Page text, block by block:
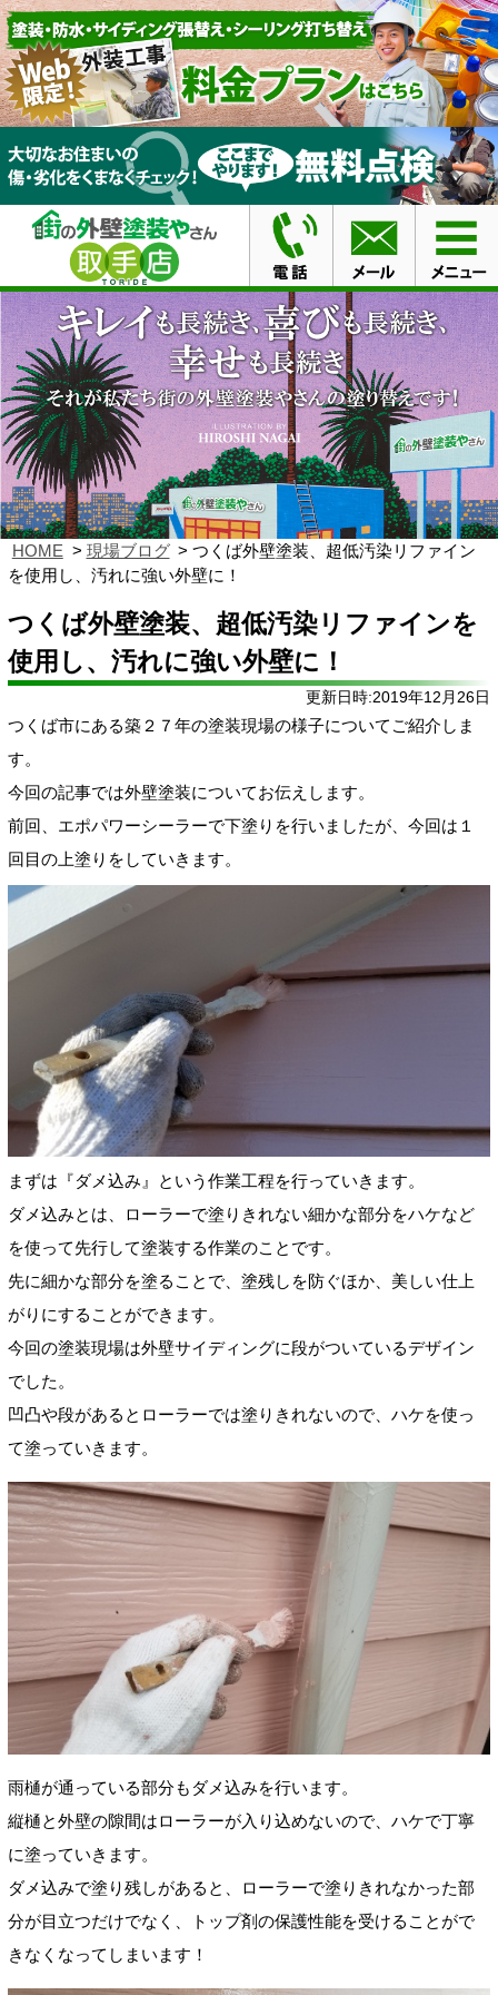
HOME 現場ブログ
つくば外壁塗装、超低汚染リファイン
を使用し、汚れに強い外壁に！
つくば外壁塗装、超低汚染リファインを
使用し、汚れに強い外壁に！
更新日時:2019年12月26日
つくば市にある築２７年の塗装現場の様子についてご紹介しま
す。
今回の記事では外壁塗装についてお伝えします。
前回、エポパワーシーラーで下塗りを行いましたが、今回は１
回目の上塗りをしていきます。
まずは『ダメ込み』という作業工程を行っていきます。
ダメ込みとは、ローラーで塗りきれない細かな部分をハケなど
を使って先行して塗装する作業のことです。
先に細かな部分を塗ることで、塗残しを防ぐほか、美しい仕上
がりにすることができます。
今回の塗装現場は外壁サイディングに段がついているデザイン
でした。
凹凸や段があるとローラーでは塗りきれないので、ハケを使っ
て塗っていきます。
雨樋が通っている部分もダメ込みを行います。
縦樋と外壁の隙間はローラーが入り込めないので、ハケで丁寧
に塗っていきます。
ダメ込みで塗り残しがあると、ローラーで塗りきれなかった部
分が目立つだけでなく、トップ剤の保護性能を受けることがで
きなくなってしまいます！